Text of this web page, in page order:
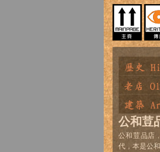
公和荳
公和荳品店
代，本是公